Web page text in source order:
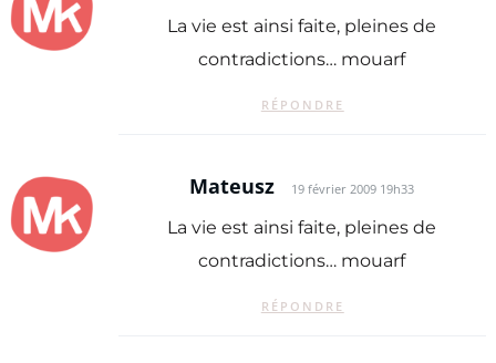
La vie est ainsi faite, pleines de
contradictions… mouarf
RÉPONDRE
Mateusz 19 février 2009 19h33
La vie est ainsi faite, pleines de
contradictions… mouarf
RÉPONDRE